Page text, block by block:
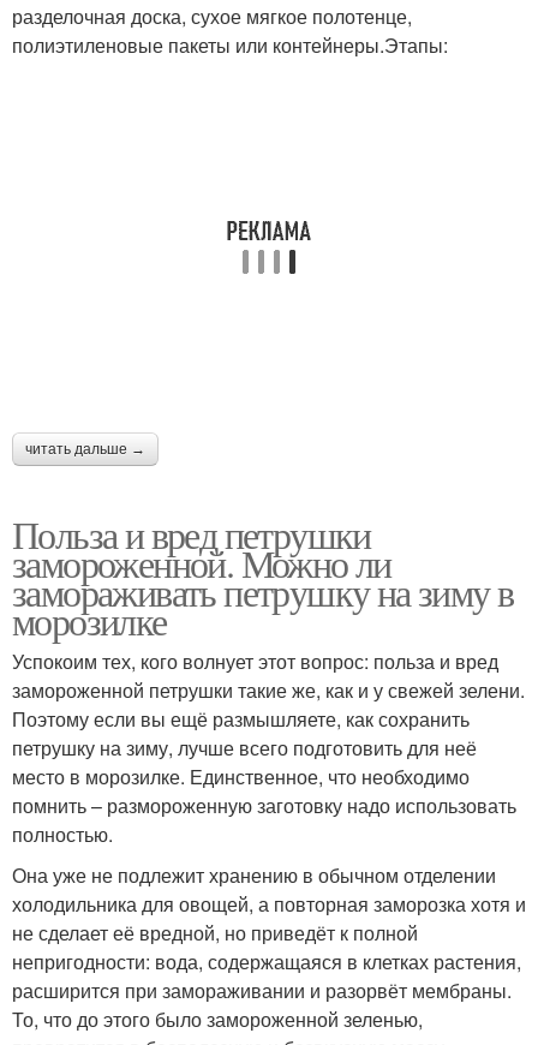
разделочная доска, сухое мягкое полотенце,
полиэтиленовые пакеты или контейнеры.Этапы:
читать дальше →
Польза и вред петрушки
замороженной. Можно ли
замораживать петрушку на зиму в
морозилке
Успокоим тех, кого волнует этот вопрос: польза и вред
замороженной петрушки такие же, как и у свежей зелени.
Поэтому если вы ещё размышляете, как сохранить
петрушку на зиму, лучше всего подготовить для неё
место в морозилке. Единственное, что необходимо
помнить – размороженную заготовку надо использовать
полностью.
Она уже не подлежит хранению в обычном отделении
холодильника для овощей, а повторная заморозка хотя и
не сделает её вредной, но приведёт к полной
непригодности: вода, содержащаяся в клетках растения,
расширится при замораживании и разорвёт мембраны.
То, что до этого было замороженной зеленью,